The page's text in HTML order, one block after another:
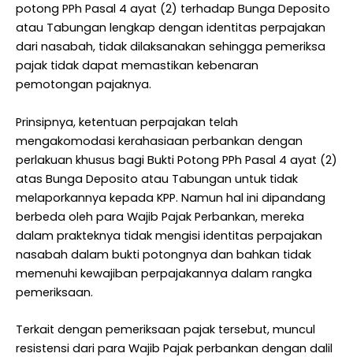
potong PPh Pasal 4 ayat (2) terhadap Bunga Deposito
atau Tabungan lengkap dengan identitas perpajakan
dari nasabah, tidak dilaksanakan sehingga pemeriksa
pajak tidak dapat memastikan kebenaran
pemotongan pajaknya.
Prinsipnya, ketentuan perpajakan telah
mengakomodasi kerahasiaan perbankan dengan
perlakuan khusus bagi Bukti Potong PPh Pasal 4 ayat (2)
atas Bunga Deposito atau Tabungan untuk tidak
melaporkannya kepada KPP. Namun hal ini dipandang
berbeda oleh para Wajib Pajak Perbankan, mereka
dalam prakteknya tidak mengisi identitas perpajakan
nasabah dalam bukti potongnya dan bahkan tidak
memenuhi kewajiban perpajakannya dalam rangka
pemeriksaan.
Terkait dengan pemeriksaan pajak tersebut, muncul
resistensi dari para Wajib Pajak perbankan dengan dalil